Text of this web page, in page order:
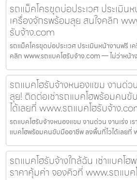
รถแม็คโครขุดบ่อประเวศ ประเมิน
เครื่องจักรพร้อมลุย สนใจคลิก
รับจ้าง.com
รถแม็คโครขุดบ่อประเวศ ประเมินหน้างานฟรี
คลิก www.รถแบคโฮรับจ้าง.com — ไม่ว่าหน้า
รถแบคโฮรับจ้างหนองแขม งานด่ว
ลุย! ติดต่อเช่ารถแบคโฮพร้อมคนขั
ได้เลยที่ www.รถแบคโฮรับจ้าง
รถแบคโฮรับจ้างหนองแขม งานด่วน งานเร่ง เ
แบคโฮพร้อมคนขับมืออาชีพ ลงพื้นที่ไวได้เลยที่
รถแบคโฮรับจ้างใกล้ฉัน เช่าแบคโ
ราคาคุ้มค่า จองคิวที่ www.รถแบค